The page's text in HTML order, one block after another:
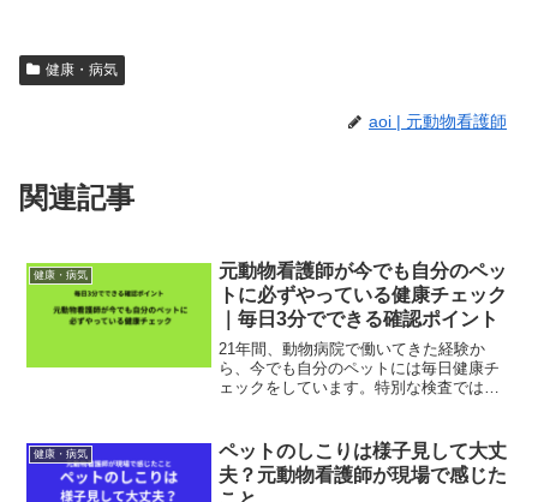
健康・病気
aoi | 元動物看護師
関連記事
健康・病気
元動物看護師が今でも自分のペッ
トに必ずやっている健康チェック
｜毎日3分でできる確認ポイント
21年間、動物病院で働いてきた経験か
ら、今でも自分のペットには毎日健康チ
ェックをしています。特別な検査ではあ
す。今回は、私が実際に確認しているポ
イントをご紹介します。ま...
健康・病気
ペットのしこりは様子見して大丈
夫？元動物看護師が現場で感じた